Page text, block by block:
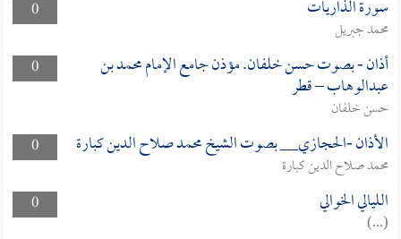
0
سورة الذاريات
محمد جبريل
0
أذان - بصوت حسن خلفان. مؤذن جامع الإمام محمد بن
عبدالوهاب – قطر
حسن خلفان
0
الأذان -الحجازي__ بصوت الشيخ محمد صلاح الدين كبارة
محمد صلاح الدين كبارة
0
الليالي الخوالي
(...)